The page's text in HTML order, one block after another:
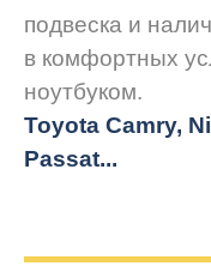
подвеска и
в комфортных
ноутбуком.
Toyota Camry,
Passat...